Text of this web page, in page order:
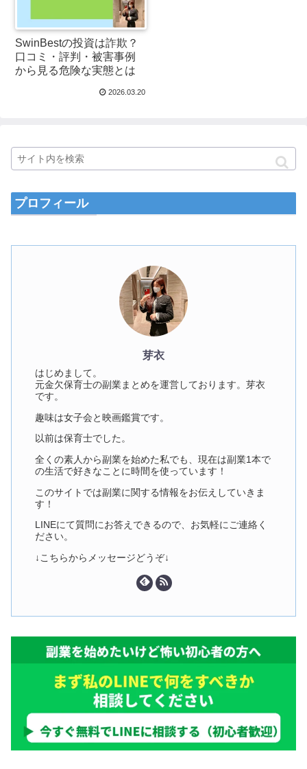
SwinBestの投資は詐欺？
口コミ・評判・被害事例
から見る危険な実態とは
2026.03.20
プロフィール
芽衣
はじめまして。
元金欠保育士の副業まとめを運営しております。芽衣
です。
趣味は女子会と映画鑑賞です。
以前は保育士でした。
全くの素人から副業を始めた私でも、現在は副業1本で
の生活で好きなことに時間を使っています！
このサイトでは副業に関する情報をお伝えしていきま
す！
LINEにて質問にお答えできるので、お気軽にご連絡く
ださい。
↓こちらからメッセージどうぞ↓